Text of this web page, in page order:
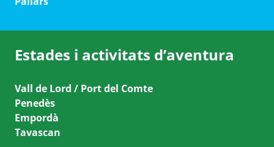
Estades i activitats d’aventura
Vall de Lord / Port del Comte
Penedès
Empordà
Tavascan